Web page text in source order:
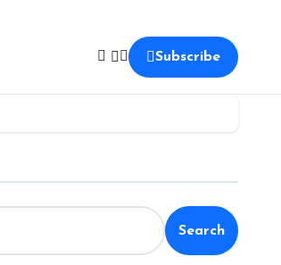
Subscribe
Search